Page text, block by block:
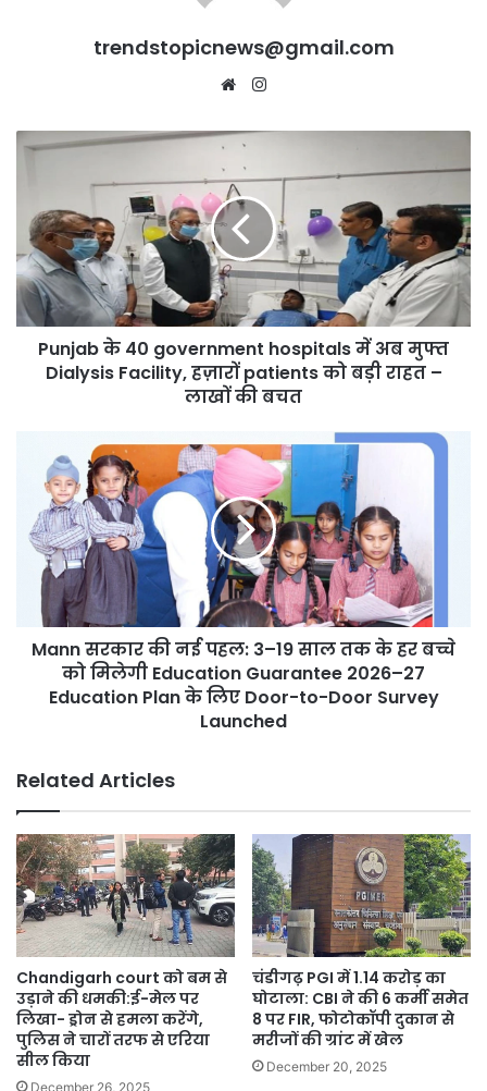
trendstopicnews@gmail.com
Website
Punjab
government
hospitals
में
अब
Dialysis
Facility,
बचत
Punjab के 40 government hospitals में अब मुफ्त
Dialysis Facility, हज़ारों patients को बड़ी राहत –
लाखों की बचत
सरकार
पहल:
Guarantee
2026–
Education
Plan
के
लिए
Door-
Door
Survey
Launched
Mann सरकार की नई पहल: 3–19 साल तक के हर बच्चे
को मिलेगी Education Guarantee 2026–27
Education Plan के लिए Door-to-Door Survey
Launched
Related Articles
Chandigarh court को बम से
उड़ाने की धमकी:ई-मेल पर
लिखा- ड्रोन से हमला करेंगे,
पुलिस ने चारों तरफ से एरिया
सील किया
December 26, 2025
चंडीगढ़ PGI में 1.14 करोड़ का
घोटाला: CBI ने की 6 कर्मी समेत
8 पर FIR, फोटोकॉपी दुकान से
मरीजों की ग्रांट में खेल
December 20, 2025